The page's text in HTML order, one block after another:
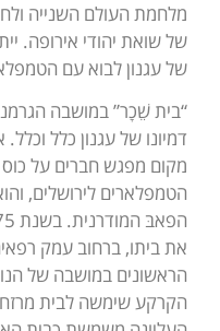
מלחמת העולם השנייה
של שואת יהודי אירופה.
של עגנון לבוא עם
“בית שֵׁכָר” במושבה
דמיונו של עגנון כלל
מקום מפגש חברים על כוס
הטמפלארים לירושלים,
הראשונים במושבה של